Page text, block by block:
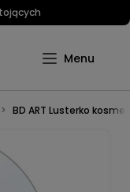
BD ART Lusterko